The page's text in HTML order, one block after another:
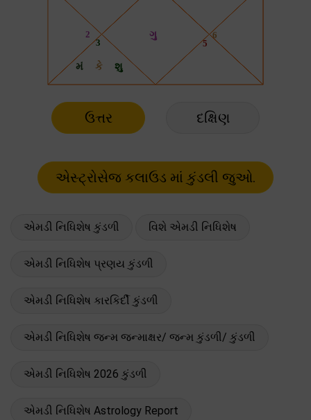
ઉત્તર દક્ષિણ
એમડી નિધિશેષ કુંડળી વિશે એમડી નિધિશેષ
એમડી નિધિશેષ પ્રણય કુંડળી
એમડી નિધિશેષ કારકિર્દી કુંડળી
એમડી નિધિશેષ જન્મ જન્માક્ષર/ જન્મ કુંડળી/ કુંડળી
એમડી નિધિશેષ 2026 કુંડળી
એમડી નિધિશેષ Astrology Report